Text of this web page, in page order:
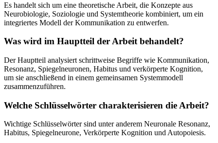
Es handelt sich um eine theoretische Arbeit, die Konzepte aus
Neurobiologie, Soziologie und Systemtheorie kombiniert, um ein
integriertes Modell der Kommunikation zu entwerfen.
Was wird im Hauptteil der Arbeit behandelt?
Der Hauptteil analysiert schrittweise Begriffe wie Kommunikation,
Resonanz, Spiegelneuronen, Habitus und verkörperte Kognition,
um sie anschließend in einem gemeinsamen Systemmodell
zusammenzuführen.
Welche Schlüsselwörter charakterisieren die Arbeit?
Wichtige Schlüsselwörter sind unter anderem Neuronale Resonanz,
Habitus, Spiegelneurone, Verkörperte Kognition und Autopoiesis.